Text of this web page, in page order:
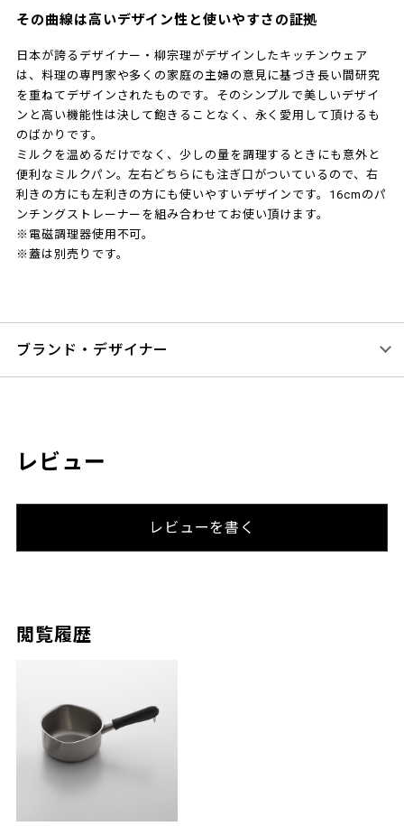
その曲線は高いデザイン性と使いやすさの証拠
日本が誇るデザイナー・柳宗理がデザインしたキッチンウェア
は、料理の専門家や多くの家庭の主婦の意見に基づき長い間研究
を重ねてデザインされたものです。そのシンプルで美しいデザイ
ンと高い機能性は決して飽きることなく、永く愛用して頂けるも
のばかりです。
ミルクを温めるだけでなく、少しの量を調理するときにも意外と
便利なミルクパン。左右どちらにも注ぎ口がついているので、右
利きの方にも左利きの方にも使いやすいデザインです。16cmのパ
ンチングストレーナーを組み合わせてお使い頂けます。
※電磁調理器使用不可。
※蓋は別売りです。
ブランド・デザイナー
レビュー
レビューを書く
閲覧履歴